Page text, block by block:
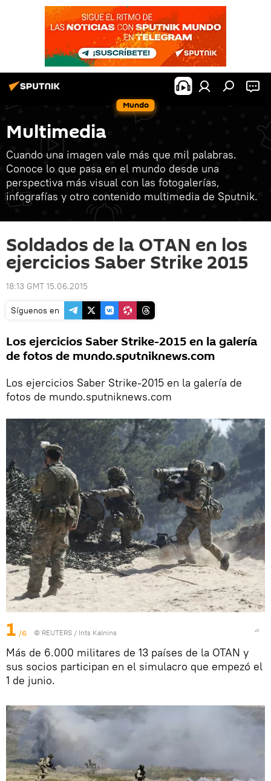
Mundo
Multimedia
Cuando una imagen vale más que mil palabras.
Conoce lo que pasa en el mundo desde una
perspectiva más visual con las fotogalerías,
infografías y otro contenido multimedia de Sputnik.
Soldados de la OTAN en los
ejercicios Saber Strike 2015
18:13 GMT 15.06.2015
Síguenos en
Los ejercicios Saber Strike-2015 en la galería
de fotos de mundo.sputniknews.com
Los ejercicios Saber Strike-2015 en la galería de
fotos de mundo.sputniknews.com
1 /6 © REUTERS / Ints Kalnins
Más de 6.000 militares de 13 países de la OTAN y
sus socios participan en el simulacro que empezó el
1 de junio.